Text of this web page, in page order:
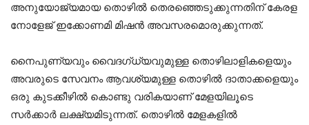
അനുയോജ്യമായ തൊഴില്‍ തെരഞ്ഞെടുക്കുന്നതിന് കേരള
നോളേജ് ഇക്കോണമി മിഷന്‍ അവസരമൊരുക്കുന്നത്.
നൈപുണ്യവും വൈദഗ്ധ്യവുമുള്ള തൊഴിലാളികളെയും
അവരുടെ സേവനം ആവശ്യമുള്ള തൊഴില്‍ ദാതാക്കളെയും
ഒരു കുടക്കീഴില്‍ കൊണ്ടു വരികയാണ് മേളയിലൂടെ
സര്‍ക്കാര്‍ ലക്ഷ്യമിടുന്നത്. തൊഴില്‍ മേളകളില്‍